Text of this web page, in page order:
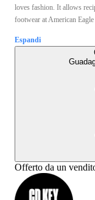
loves fashion. It allows
footwear at American
Espandi
Offerto da un